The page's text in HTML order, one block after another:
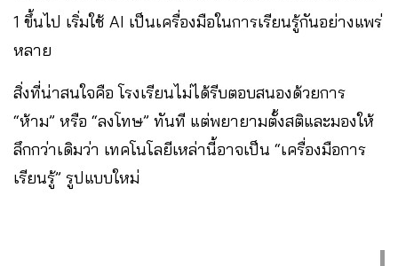
1 ขึ้นไป เริ่มใช้ AI เป็นเครื่องมือในการเรียนรู้กันอย่างแพร่
หลาย
สิ่งที่น่าสนใจคือ โรงเรียนไม่ได้รีบตอบสนองด้วยการ
“ห้าม” หรือ “ลงโทษ” ทันที แต่พยายามตั้งสติและมองให้
ลึกกว่าเดิมว่า เทคโนโลยีเหล่านี้อาจเป็น “เครื่องมือการ
เรียนรู้” รูปแบบใหม่